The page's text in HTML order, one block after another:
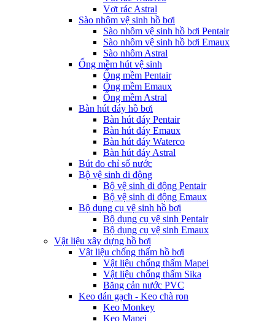
Vợt rác Astral
Sào nhôm vệ sinh hồ bơi
Sào nhôm vệ sinh hồ bơi Pentair
Sào nhôm vệ sinh hồ bơi Emaux
Sào nhôm Astral
Ống mềm hút vệ sinh
Ống mềm Pentair
Ống mềm Emaux
Ống mềm Astral
Bàn hút đáy hồ bơi
Bàn hút đáy Pentair
Bàn hút đáy Emaux
Bàn hút đáy Waterco
Bàn hút đáy Astral
Bút đo chỉ số nước
Bộ vệ sinh di động
Bộ vệ sinh di động Pentair
Bộ vệ sinh di động Emaux
Bộ dụng cụ vệ sinh hồ bơi
Bộ dụng cụ vệ sinh Pentair
Bộ dụng cụ vệ sinh Emaux
Vật liệu xây dựng hồ bơi
Vật liệu chống thấm hồ bơi
Vật liệu chống thấm Mapei
Vật liệu chống thấm Sika
Băng cản nước PVC
Keo dán gạch - Keo chà ron
Keo Monkey
Keo Mapei